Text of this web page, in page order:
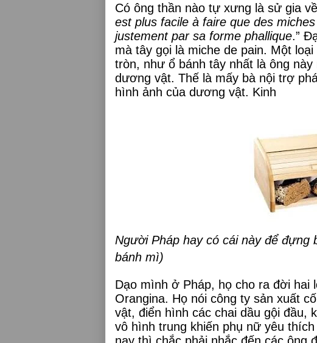
Có ông thần nào tự xưng là sử gia
est plus facile à faire que des
justement par sa forme phallique.”
mà tây gọi là miche de pain. Một
tròn, như ổ bánh tây nhất là ông
dương vật. Thế là mấy bà nội trợ
hình ảnh của dương vật. Kinh
Người Pháp hay có cái này để đựng
bánh mì)
Dạo mình ở Pháp, họ cho ra đời hai
Orangina. Họ nói công ty sản xuất
vật, điển hình các chai dầu gội
vô hình trung khiến phụ nữ yêu
nay thì chắc phải nhắc đến các ông